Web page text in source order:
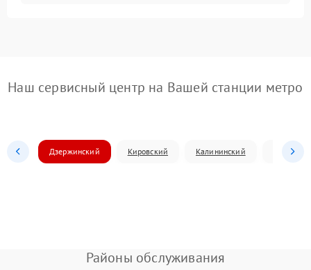
Наш сервисный центр на Вашей станции метро
Дзержинский Кировский Калининский
Районы обслуживания